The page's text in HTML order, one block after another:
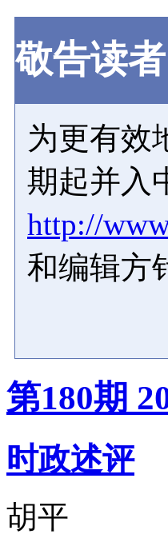
敬告读者
为更有效
期起并入
http://
和编辑方
第180期
时政述评
胡平